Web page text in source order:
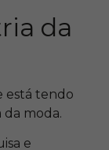
da
está tendo
moda.
e